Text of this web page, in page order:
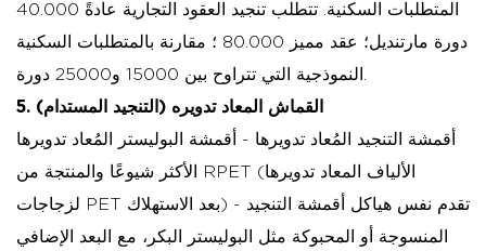
المتطلبات السكنية. تتطلب تنجيد العقود التجارية عادةً 40.000
دورة مارتنديل؛ عقد مميز 80.000 ؛ مقارنة بالمتطلبات السكنية
5. القماش المعاد تدويره (التنجيد المستدام)
أقمشة التنجيد المُعاد تدويرها - أقمشة البوليستر المُعاد تدويرها
الأكثر شيوعًا والمنتجة من RPET (الألياف المعاد تدويرها
لزجاجات PET بعد الاستهلاك) - تقدم نفس هياكل أقمشة التنجيد
المنسوجة أو المحبوكة مثل البوليستر البكر، مع البعد الإضافي